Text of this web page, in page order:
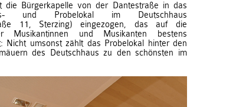
die Bürgerkapelle von der Dantestraße in das
und Probelokal im Deutschhaus
11, Sterzing) eingezogen, das auf die
Musikantinnen und Musikanten bestens
Nicht umsonst zählt das Probelokal hinter den
des Deutschhaus zu den schönsten im